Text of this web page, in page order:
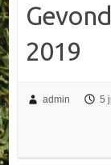
2019
admin 5